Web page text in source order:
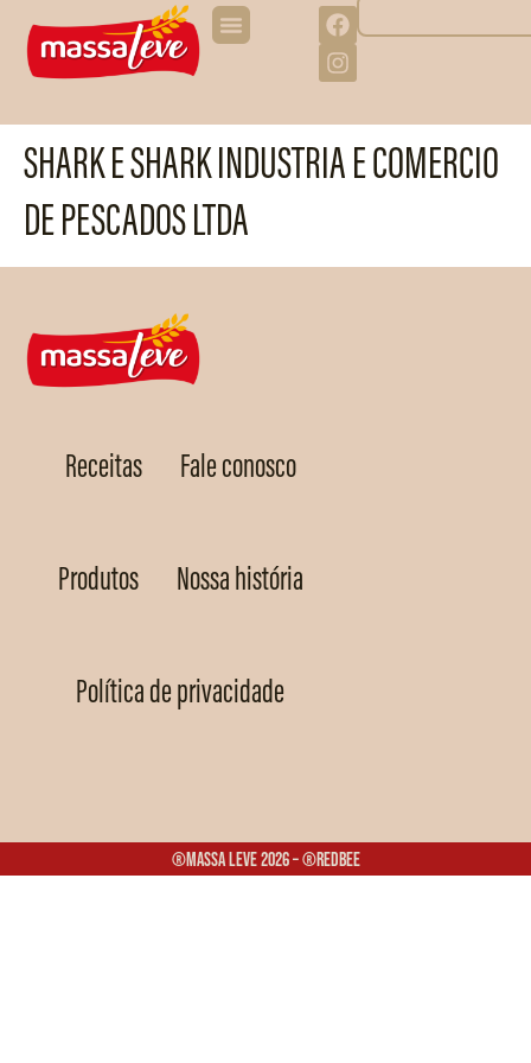
SHARK E SHARK INDUSTRIA E COMERCIO
DE PESCADOS LTDA
Receitas Fale conosco
Produtos Nossa história
Política de privacidade
®Massa Leve 2026 – ®Redbee